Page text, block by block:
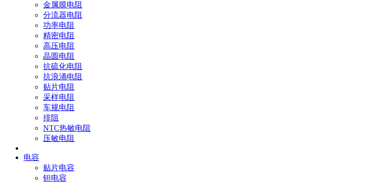
金属膜电阻
分流器电阻
功率电阻
精密电阻
高压电阻
晶圆电阻
抗硫化电阻
抗浪涌电阻
贴片电阻
采样电阻
车规电阻
排阻
NTC热敏电阻
压敏电阻
电容
贴片电容
钽电容